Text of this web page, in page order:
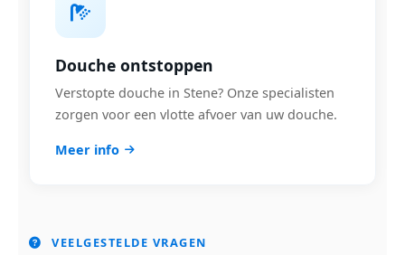
Douche ontstoppen
Verstopte douche in Stene? Onze specialisten
zorgen voor een vlotte afvoer van uw douche.
Meer info
VEELGESTELDE VRAGEN